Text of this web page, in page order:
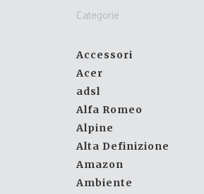
Categorie
Accessori
Acer
adsl
Alfa Romeo
Alpine
Alta Definizione
Amazon
Ambiente